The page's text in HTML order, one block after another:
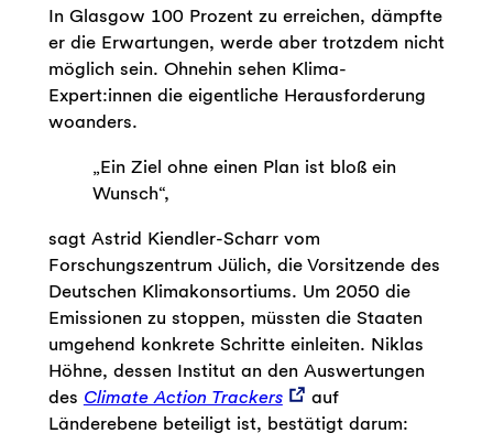
In Glasgow 100 Prozent zu erreichen, dämpfte
er die Erwartungen, werde aber trotzdem nicht
möglich sein. Ohnehin sehen Klima-
Expert:innen die eigentliche Herausforderung
woanders.
„Ein Ziel ohne einen Plan ist bloß ein
Wunsch“,
sagt Astrid Kiendler-Scharr vom
Forschungszentrum Jülich, die Vorsitzende des
Deutschen Klimakonsortiums. Um 2050 die
Emissionen zu stoppen, müssten die Staaten
umgehend konkrete Schritte einleiten. Niklas
Höhne, dessen Institut an den Auswertungen
des Climate Action Trackers
auf
Länderebene beteiligt ist, bestätigt darum: